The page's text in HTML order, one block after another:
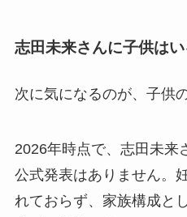
志田未来さんに子供はい
次に気になるのが、子供
2026年時点で、志田未来
公式発表はありません。
れておらず、家族構成と